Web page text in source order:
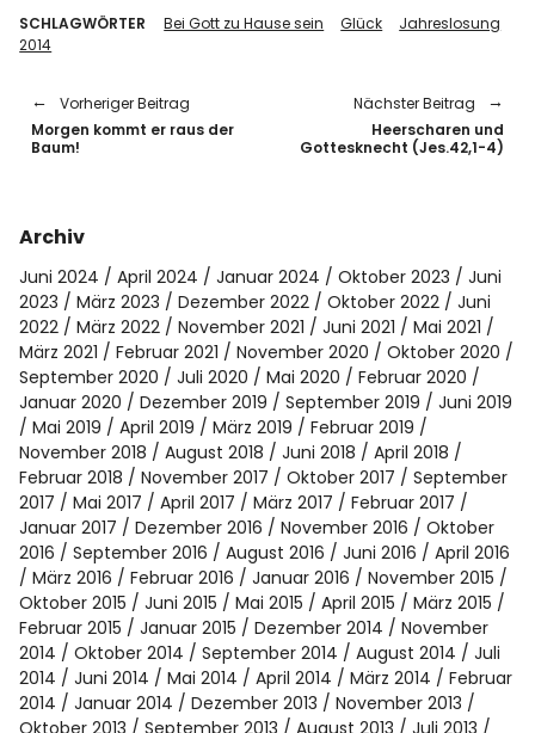
SCHLAGWÖRTER Bei Gott zu Hause sein Glück
Jahreslosung
2014
Vorheriger Beitrag
Morgen kommt er raus der
Baum!
Nächster Beitrag
Heerscharen und
Gottesknecht (Jes.42,1-4)
Archiv
Juni 2024 April 2024 Januar 2024 Oktober 2023
Juni
2023
März 2023 Dezember 2022 Oktober 2022
Juni
2022
März 2022 November 2021 Juni 2021
Mai 2021
März 2021
Februar 2021 November 2020
Oktober 2020
September 2020
Juli 2020 Mai 2020
Februar 2020
Januar 2020
Dezember 2019 September 2019
Juni 2019
Mai 2019
April 2019 März 2019
Februar 2019
November 2018
August 2018 Juni 2018
April 2018
Februar 2018
November 2017 Oktober 2017
September
2017
Mai 2017 April 2017 März 2017
Februar 2017
Januar 2017
Dezember 2016 November 2016
Oktober
2016
September 2016 August 2016 Juni 2016
April 2016
März 2016
Februar 2016 Januar 2016
November 2015
Oktober 2015
Juni 2015 Mai 2015 April 2015
März 2015
Februar 2015
Januar 2015 Dezember 2014
November
2014
Oktober 2014 September 2014 August 2014
Juli
2014
Juni 2014 Mai 2014 April 2014 März 2014
Februar
2014
Januar 2014 Dezember 2013
November 2013
Oktober 2013
September 2013 August 2013
Juli 2013